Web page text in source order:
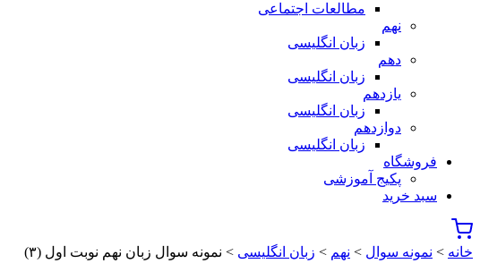
مطالعات اجتماعی
نهم
زبان انگلیسی
دهم
زبان انگلیسی
یازدهم
زبان انگلیسی
دوازدهم
زبان انگلیسی
فروشگاه
پکیج آموزشی
سبد خرید
خانه > نمونه سوال > نهم > زبان انگلیسی > نمونه سوال زبان نهم نوبت اول (۳)